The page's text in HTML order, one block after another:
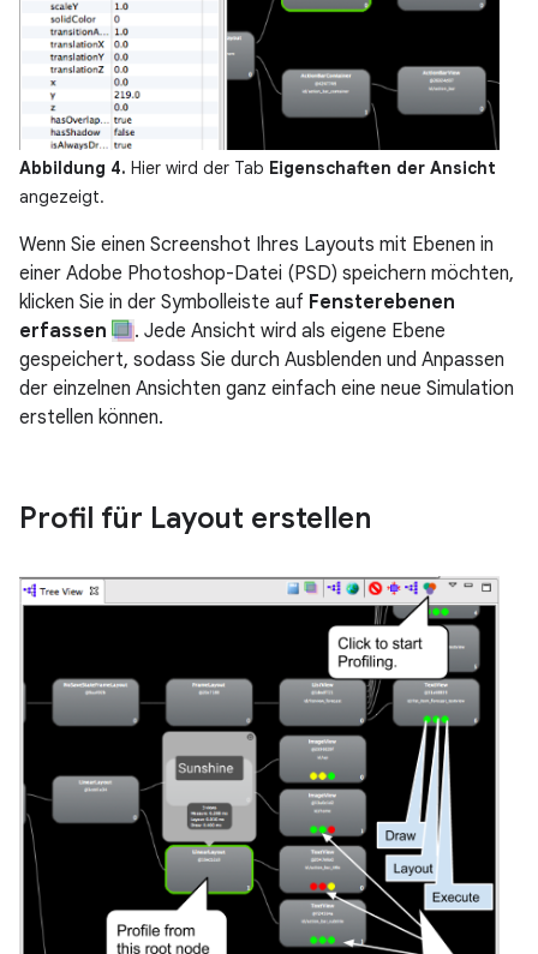
Abbildung 4. Hier wird der Tab Eigenschaften der Ansicht
angezeigt.
Wenn Sie einen Screenshot Ihres Layouts mit Ebenen in
einer Adobe Photoshop-Datei (PSD) speichern möchten,
klicken Sie in der Symbolleiste auf Fensterebenen
erfassen
. Jede Ansicht wird als eigene Ebene
gespeichert, sodass Sie durch Ausblenden und Anpassen
der einzelnen Ansichten ganz einfach eine neue Simulation
erstellen können.
Profil für Layout erstellen